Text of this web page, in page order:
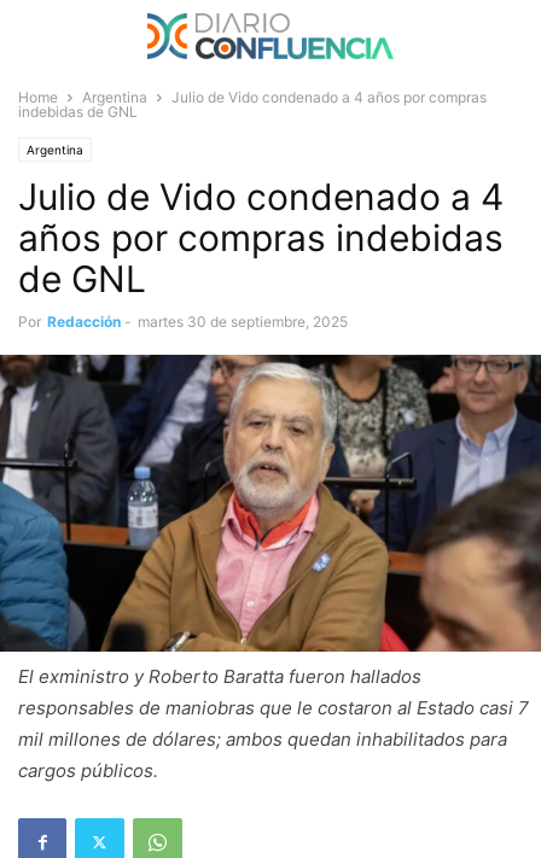
Home Argentina
Julio de Vido condenado a 4 años por compras
indebidas de GNL
Argentina
Julio de Vido condenado a 4
años por compras indebidas
de GNL
Por Redacción - martes 30 de septiembre, 2025
El exministro y Roberto Baratta fueron hallados
responsables de maniobras que le costaron al Estado casi 7
mil millones de dólares; ambos quedan inhabilitados para
cargos públicos.